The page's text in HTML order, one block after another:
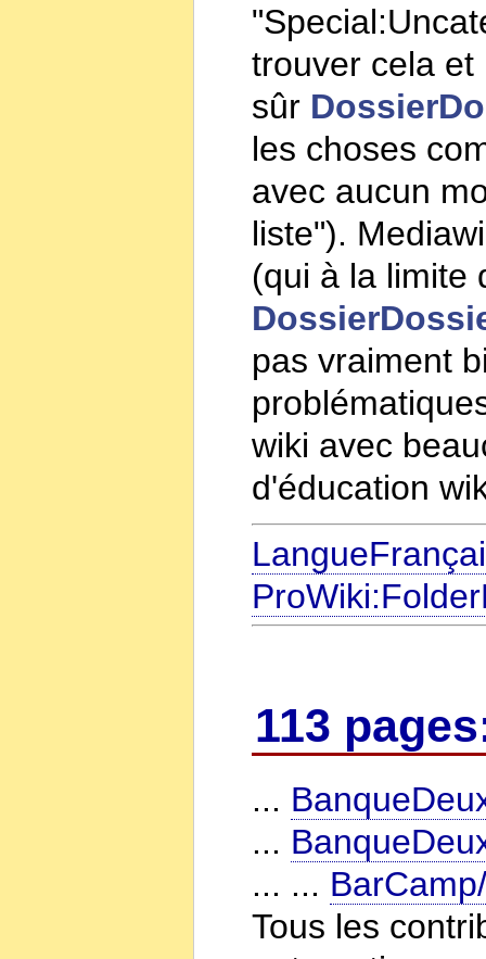
trouver cela
sûr
les choses
avec aucun
liste").
(qui à la limite
pas vraiment
wiki avec
d'éducation
113
...
...
... ...
Tous les